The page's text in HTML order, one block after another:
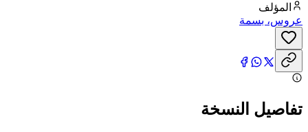
المؤلف
عروس، بسمة
تفاصيل النسخة